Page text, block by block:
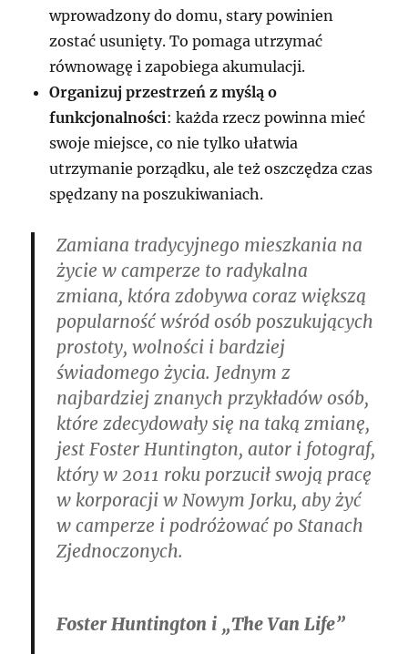
wprowadzony do domu, stary powinien
zostać usunięty. To pomaga utrzymać
równowagę i zapobiega akumulacji.
Organizuj przestrzeń z myślą o
funkcjonalności: każda rzecz powinna mieć
swoje miejsce, co nie tylko ułatwia
utrzymanie porządku, ale też oszczędza czas
spędzany na poszukiwaniach.
Zamiana tradycyjnego mieszkania na
życie w camperze to radykalna
zmiana, która zdobywa coraz większą
popularność wśród osób poszukujących
prostoty, wolności i bardziej
świadomego życia. Jednym z
najbardziej znanych przykładów osób,
które zdecydowały się na taką zmianę,
jest Foster Huntington, autor i fotograf,
który w 2011 roku porzucił swoją pracę
w korporacji w Nowym Jorku, aby żyć
w camperze i podróżować po Stanach
Zjednoczonych.
Foster Huntington i „The Van Life”